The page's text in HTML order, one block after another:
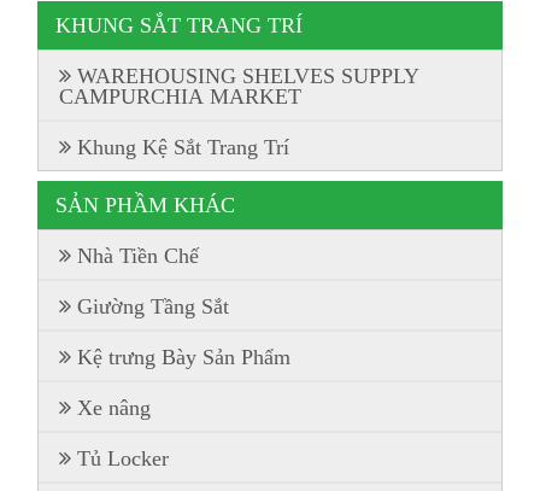
KHUNG SẮT TRANG TRÍ
WAREHOUSING SHELVES SUPPLY
CAMPURCHIA MARKET
Khung Kệ Sắt Trang Trí
SẢN PHẦM KHÁC
Nhà Tiền Chế
Giường Tầng Sắt
Kệ trưng Bày Sản Phẩm
Xe nâng
Tủ Locker